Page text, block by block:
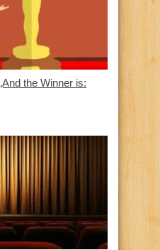
the Winner is: